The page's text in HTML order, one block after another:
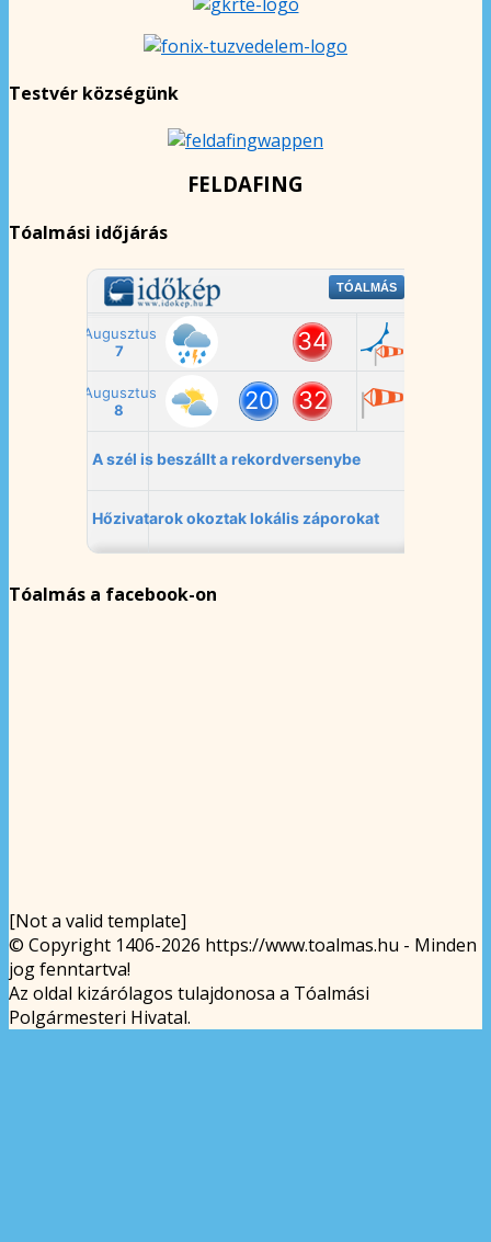
Testvér községünk
FELDAFING
Tóalmási időjárás
Tóalmás a facebook-on
[Not a valid template]
© Copyright 1406-2026 https://www.toalmas.hu - Minden
jog fenntartva!
Az oldal kizárólagos tulajdonosa a Tóalmási
Polgármesteri Hivatal.